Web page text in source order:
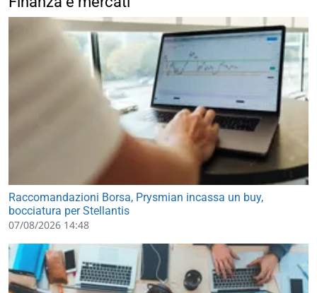
Raccomandazioni Borsa, Prysmian incassa un buy,
bocciatura per Stellantis
07/08/2026 14:48